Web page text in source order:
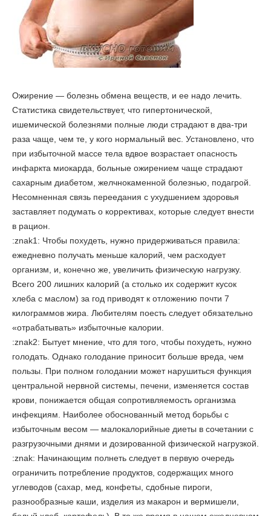
Ожирение — болезнь обмена веществ, и ее надо лечить.
Статистика свидетельствует, что гипертонической,
ишемической болезнями полные люди страдают в два-три
раза чаще, чем те, у кого нормальный вес. Установлено, что
при избыточной массе тела вдвое возрастает опасность
инфаркта миокарда, больные ожирением чаще страдают
сахарным диабетом, желчнокаменной болезнью, подагрой.
Несомненная связь переедания с ухудшением здоровья
заставляет подумать о коррективах, которые следует внести
в рацион.
:znak1: Чтобы похудеть, нужно придерживаться правила:
ежедневно получать меньше калорий, чем расходует
организм, и, конечно же, увеличить физическую нагрузку.
Всего 200 лишних калорий (а столько их содержит кусок
хлеба с маслом) за год приводят к отложению почти 7
килограммов жира. Любителям поесть следует обязательно
«отрабатывать» избыточные калории.
:znak2: Бытует мнение, что для того, чтобы похудеть, нужно
голодать. Однако голодание приносит больше вреда, чем
пользы. При полном голодании может нарушиться функция
центральной нервной системы, печени, изменяется состав
крови, понижается общая сопротивляемость организма
инфекциям. Наиболее обоснованный метод борьбы с
избыточным весом — малокалорийные диеты в сочетании с
разгрузочными днями и дозированной физической нагрузкой.
:znak: Начинающим полнеть следует в первую очередь
ограничить потребление продуктов, содержащих много
углеводов (сахар, мед, конфеты, сдобные пироги,
разнообразные каши, изделия из макарон и вермишели,